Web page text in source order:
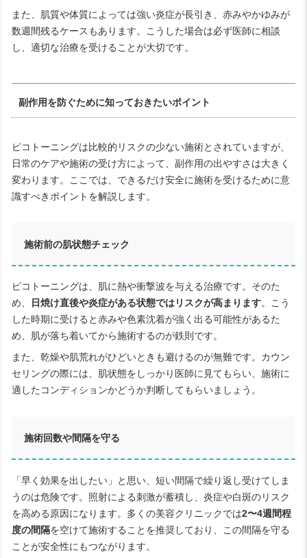
また、肌質や体質によっては強い炎症が長引き、赤みやかゆみが
数週間残るケースもあります。こうした場合は必ず医師に相談
し、適切な治療を受けることが大切です。
副作用を防ぐために知っておきたいポイント
ピコトーニングは比較的リスクの少ない施術とされていますが、
日常のケアや施術の受け方によって、副作用の出やすさは大きく
変わります。ここでは、できるだけ安全に施術を受けるために意
識すべきポイントを解説します。
施術前の肌状態チェック
ピコトーニングは、肌に熱や衝撃波を与える治療です。そのた
め、
日焼け直後や炎症がある状態ではリスクが高まります。こう
した時期に受けると赤みや色素沈着が強く出る可能性があるた
め、肌が落ち着いてから施術するのが鉄則です。
また、乾燥や肌荒れがひどいときも避けるのが無難です。カウン
セリングの際には、肌状態をしっかり医師に見てもらい、施術に
適したコンディションかどうか判断してもらいましょう。
施術回数や間隔を守る
「早く効果を出したい」と思い、短い間隔で繰り返し受けてしま
うのは危険です。照射による刺激が蓄積し、炎症や白斑のリスク
を高める原因になります。多くの美容クリニックでは2〜4週間程
度の間隔を空けて施術することを推奨しており、この間隔を守る
ことが安全性にもつながります。